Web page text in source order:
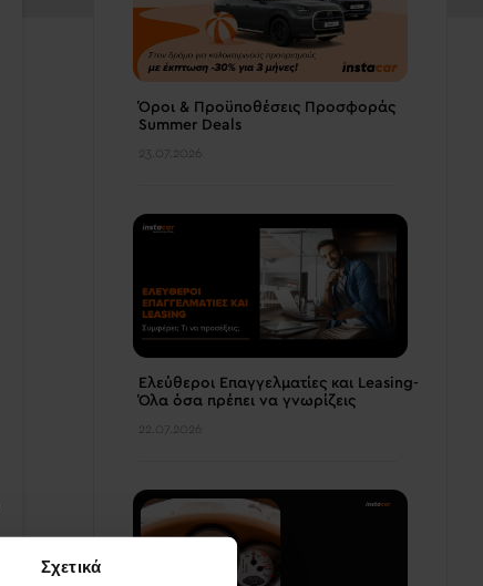
Σχετικά
Όροι & Προϋποθέσεις Προσφοράς
Summer Deals
23.07.2026
Ελεύθεροι Επαγγελματίες και Leasing-
Όλα όσα πρέπει να γνωρίζεις
22.07.2026